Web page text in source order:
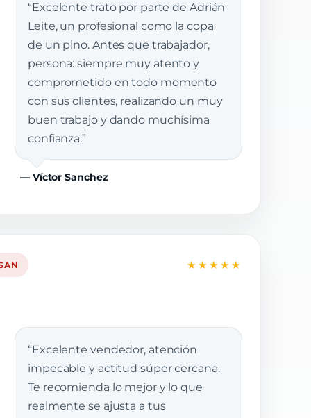
“Excelente trato por parte de Adrián
Leite, un profesional como la copa
de un pino. Antes que trabajador,
persona: siempre muy atento y
comprometido en todo momento
con sus clientes, realizando un muy
buen trabajo y dando muchísima
confianza.”
— Víctor Sanchez
★★★★★
“Excelente vendedor, atención
impecable y actitud súper cercana.
Te recomienda lo mejor y lo que
realmente se ajusta a tus